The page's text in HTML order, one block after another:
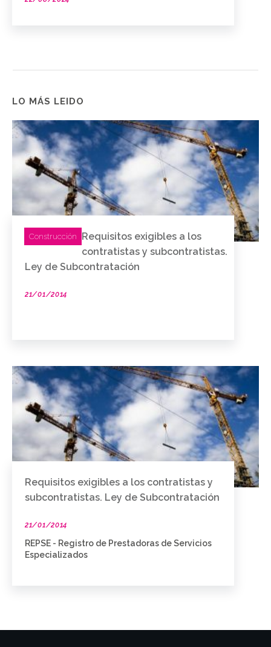
LO MÁS LEIDO
Construcción
Requisitos exigibles a los
contratistas y subcontratistas.
Ley de Subcontratación
21/01/2014
Requisitos exigibles a los contratistas y
subcontratistas. Ley de Subcontratación
21/01/2014
REPSE - Registro de Prestadoras de Servicios
Especializados